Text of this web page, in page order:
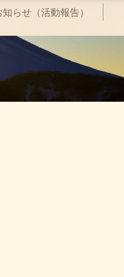
知らせ（活動報告）